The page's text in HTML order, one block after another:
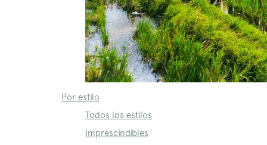
Por estilo
Todos los estilos
Imprescindibles